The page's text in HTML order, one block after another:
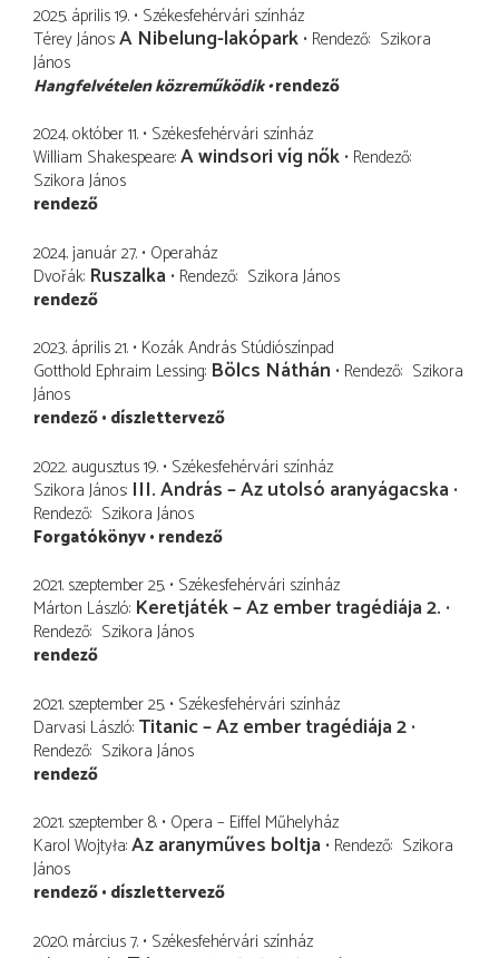
2025. április 19. Székesfehérvári színház
Térey János A Nibelung-lakópark Rendező Szikora
János
Hangfelvételen közreműködik rendező
2024. október 11. Székesfehérvári színház
William Shakespeare A windsori víg nők Rendező
Szikora János
rendező
2024. január 27. Operaház
Dvořák Ruszalka Rendező Szikora János
rendező
2023. április 21. Kozák András Stúdiószínpad
Gotthold Ephraim Lessing Bölcs Náthán Rendező Szikora
János
rendező díszlettervező
2022. augusztus 19. Székesfehérvári színház
Szikora János III. András – Az utolsó aranyágacska
Rendező Szikora János
Forgatókönyv rendező
2021. szeptember 25. Székesfehérvári színház
Márton László Keretjáték – Az ember tragédiája 2.
Rendező Szikora János
rendező
2021. szeptember 25. Székesfehérvári színház
Darvasi László Titanic – Az ember tragédiája 2
Rendező Szikora János
rendező
2021. szeptember 8. Opera – Eiffel Műhelyház
Karol Wojtyła Az aranyműves boltja Rendező Szikora
János
rendező díszlettervező
2020. március 7. Székesfehérvári színház